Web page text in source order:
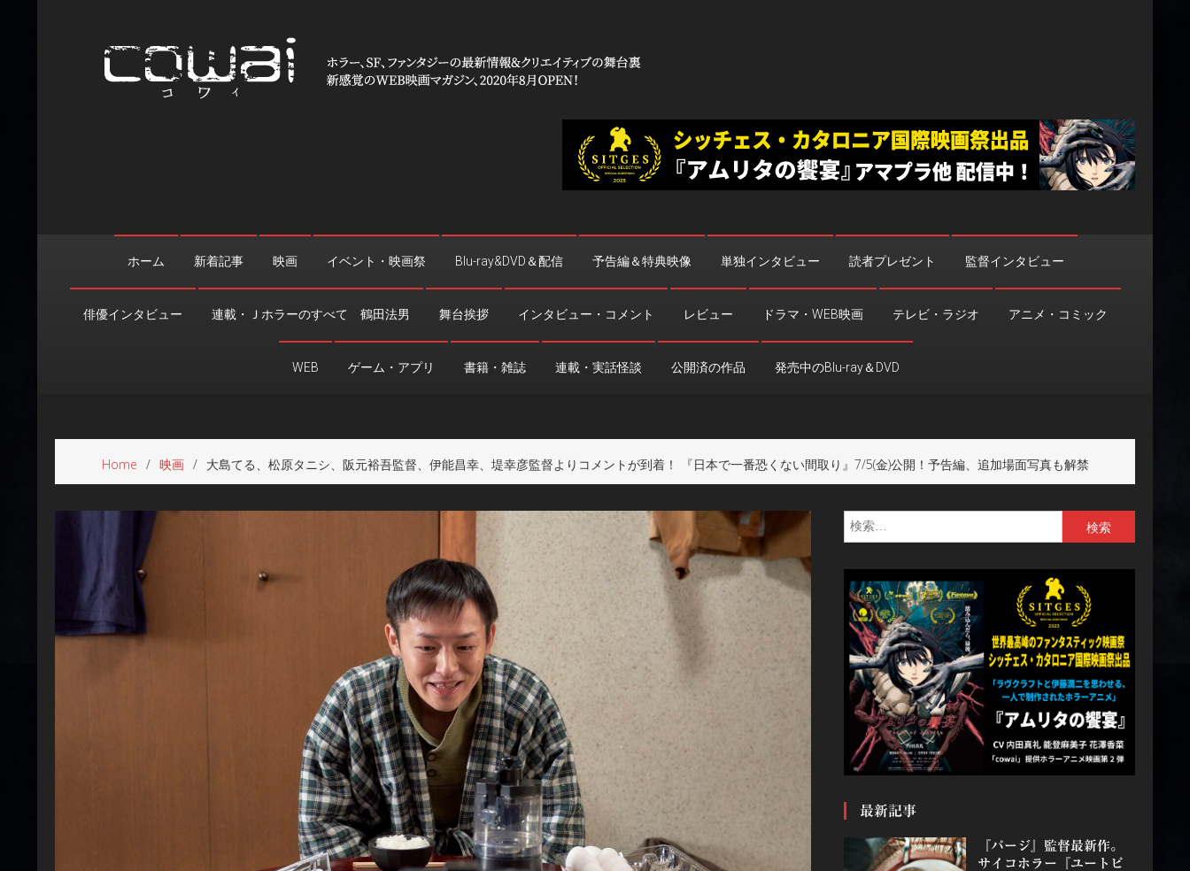
ホーム 新着記事 映画 イベント・映画祭 Blu-ray&DVD＆配信 予告編＆特典映像 単独インタビュー 読者プレゼント 監督インタビュー
俳優インタビュー 連載・Ｊホラーのすべて 鶴田法男 舞台挨拶 インタビュー・コメント レビュー ドラマ・WEB映画 テレビ・ラジオ アニメ・コミック
WEB ゲーム・アプリ 書籍・雑誌 連載・実話怪談 公開済の作品 発売中のBlu-ray＆DVD
Home 映画 大島てる、松原タニシ、阪元裕吾監督、伊能昌幸、堤幸彦監督よりコメントが到着！ 『日本で一番恐くない間取り』7/5(金)公開！予告編、追加場面写真も解禁
索:
最新記事
『パージ』監督最新作。
サイコホラー『ユートピ